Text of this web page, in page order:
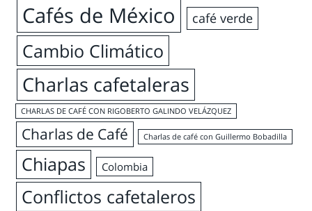
Cafés de México café verde
Cambio Climático
Charlas cafetaleras
CHARLAS DE CAFÉ CON RIGOBERTO GALINDO VELÁZQUEZ
Charlas de Café Charlas de café con Guillermo Bobadilla
Chiapas Colombia
Conflictos cafetaleros